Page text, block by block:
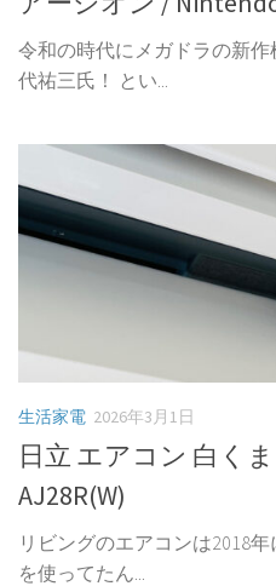
令和の時代にメガドラの新
代祐三氏！ とい...
生活家電 2026年3月1日
日立 エアコン 白く
AJ28R(W)
リビングのエアコンは2018
を使ってたん...